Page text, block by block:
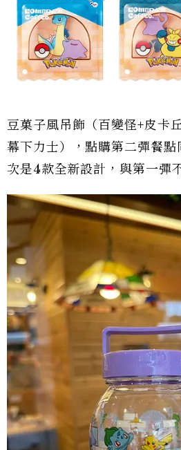
豆菓子風吊飾（百變怪+皮卡
幕下力士），點購第二彈餐
次是4款全新設計，與第一彈